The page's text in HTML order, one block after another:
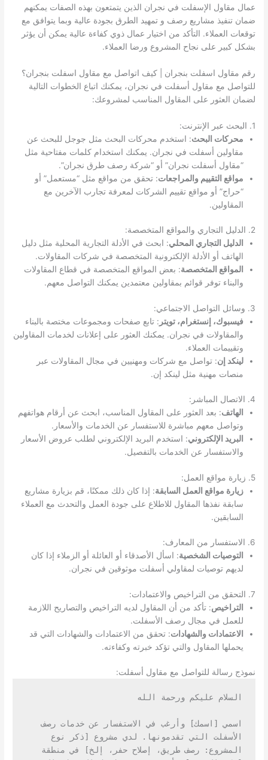
عمال مقاول الإسفلت في نجران الذين يتمتعون بهذه الصفات يمكنهم
ضمان تنفيذ مشاريع رصف و تمهيد الطرق بجودة عالية وبما يتوافق مع
توقعات العملاء. التأكد من اختيار عمال ذوي كفاءة عالية يمكن أن يؤثر
بشكل كبير على نجاح المشروع ورضا العملاء.
رقم مقاول اسفلت بنجران | كيف اتواصل مع مقاول اسفلت بنجران؟
للتواصل مع مقاول أسفلت في نجران، يمكنك اتباع الخطوات التالية
لضمان العثور على المقاول المناسب لمشروعك:
1. البحث عبر الإنترنت:
محركات البحث: استخدم محركات البحث مثل جوجل للبحث عن
مقاولين أسفلت في نجران. يمكنك استخدام كلمات مفتاحية مثل
“مقاول أسفلت نجران” أو “شركة رصف طرق نجران”.
مواقع التقييم والمراجعات: تحقق من مواقع مثل “مستعمل” أو
“حراج” أو مواقع تقييم الشركات لمعرفة تجارب الآخرين مع
المقاولين.
2. الدليل التجاري والمواقع المتخصصة:
الدليل التجاري المحلي: ابحث في الأدلة التجارية المحلية مثل دليل
الهاتف أو الأدلة الإلكترونية المتخصصة في شركات المقاولات.
المواقع المتخصصة: بعض المواقع المتخصصة في قطاع المقاولات
والبناء توفر قوائم بمقاولين معتمدين يمكنك التواصل معهم.
3. وسائل التواصل الاجتماعي:
فيسبوك، إنستغرام، تويتر : تابع صفحات ومجموعات مختصة بالبناء
والمقاولات في نجران. يمكنك العثور على إعلانات لخدمات المقاولين
وتقييمات العملاء.
لينكد إن: تواصل مع شركات ومهنيين في مجال المقاولات عبر
منصات مهنية مثل لينكد إن.
4. الاتصال المباشر:
الهاتف: بعد العثور على المقاول المناسب، ابحث عن أرقام هواتفهم
وتواصل معهم مباشرة للاستفسار عن الخدمات والأسعار.
البريد الإلكتروني: استخدم البريد الإلكتروني لطلب عروض الأسعار
والاستفسار عن الخدمات بالتفصيل.
5. زيارة مواقع العمل:
زيارة مواقع العمل السابقة: إذا كان ذلك ممكنًا، قم بزيارة مشاريع
سابقة نفذها المقاول للاطلاع على جودة العمل والتحدث مع العملاء
السابقين.
6. الاستفسار من المعارف:
التوصيات الشخصية: اسأل الأصدقاء أو العائلة أو الزملاء إذا كان
لديهم توصيات لمقاولي أسفلت موثوقين في نجران.
7. التحقق من التراخيص والاعتمادات:
التراخيص: تأكد من أن المقاول لديه التراخيص والتصاريح اللازمة
للعمل في مجال رصف الأسفلت.
الاعتمادات والشهادات: تحقق من الاعتمادات والشهادات التي قد
يحملها المقاول والتي تؤكد خبرته وكفاءته.
نموذج رسالة للتواصل مع مقاول أسفلت:
السلام عليكم ورحمة الله
اسمي [اسمك] وأرغب في الاستفسار عن خدمات رصف